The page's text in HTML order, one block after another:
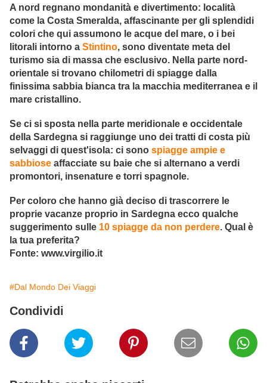
A nord regnano mondanità e divertimento: località
come la Costa Smeralda, affascinante per gli splendidi
colori che qui assumono le acque del mare, o i bei
litorali intorno a Stintino, sono diventate meta del
turismo sia di massa che esclusivo. Nella parte nord-
orientale si trovano chilometri di spiagge dalla
finissima sabbia bianca tra la macchia mediterranea e il
mare cristallino.
Se ci si sposta nella parte meridionale e occidentale
della Sardegna si raggiunge uno dei tratti di costa più
selvaggi di quest'isola: ci sono spiagge ampie e
sabbiose affacciate su baie che si alternano a verdi
promontori, insenature e torri spagnole.
Per coloro che hanno già deciso di trascorrere le
proprie vacanze proprio in Sardegna ecco qualche
suggerimento sulle 10 spiagge da non perdere. Qual è
la tua preferita?
Fonte: www.virgilio.it
#Dal Mondo Dei Viaggi
Condividi